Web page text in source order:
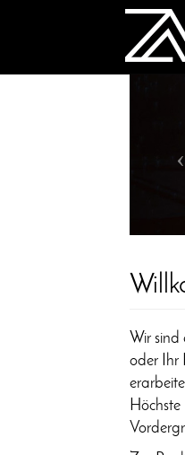
Wir sind
oder Ihr
Höchste